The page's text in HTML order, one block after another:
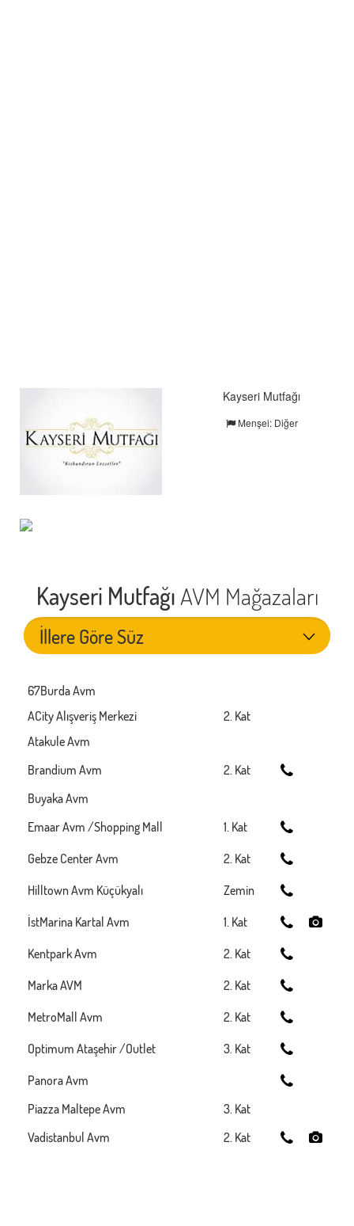
Kayseri Mutfağı
Menşei: Diğer
Kayseri Mutfağı AVM Mağazaları
67Burda Avm
ACity Alışveriş Merkezi
2. Kat
Atakule Avm
Brandium Avm
2. Kat
Buyaka Avm
Emaar Avm /Shopping Mall
1. Kat
Gebze Center Avm
2. Kat
Hilltown Avm Küçükyalı
Zemin
İstMarina Kartal Avm
1. Kat
Kentpark Avm
2. Kat
Marka AVM
2. Kat
MetroMall Avm
2. Kat
Optimum Ataşehir /Outlet
3. Kat
Panora Avm
Piazza Maltepe Avm
3. Kat
Vadistanbul Avm
2. Kat